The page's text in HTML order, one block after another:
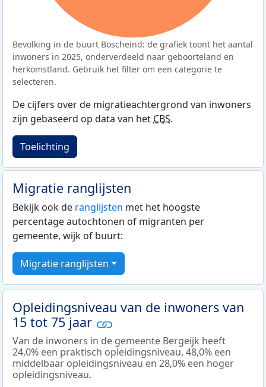
Bevolking in de buurt Boscheind: de grafiek toont het aantal
inwoners in 2025, onderverdeeld naar geboorteland en
herkomstland. Gebruik het filter om een categorie te
selecteren.
De cijfers over de migratieachtergrond van inwoners
zijn gebaseerd op data van het CBS.
Toelichting
Migratie ranglijsten
Bekijk ook de ranglijsten met het hoogste
percentage autochtonen of migranten per
gemeente, wijk of buurt:
Migratie ranglijsten
Opleidingsniveau van de inwoners van
15 tot 75 jaar
Van de inwoners in de gemeente Bergeijk heeft
24,0% een praktisch opleidingsniveau, 48,0% een
middelbaar opleidingsniveau en 28,0% een hoger
opleidingsniveau.